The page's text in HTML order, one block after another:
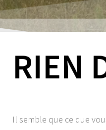
RIEN
Il semble que ce que